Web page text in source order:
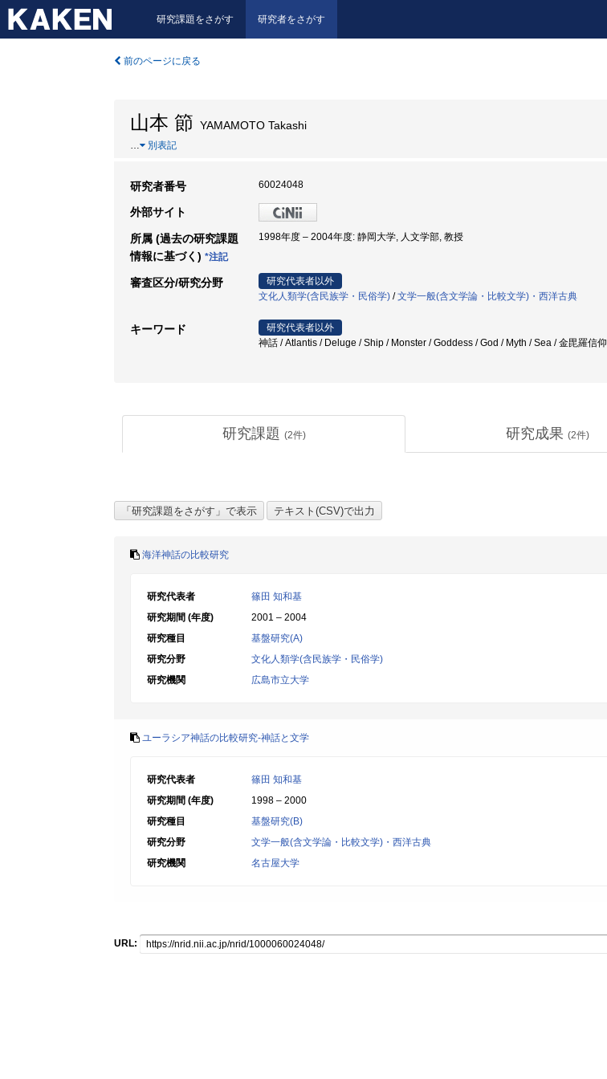
研究課題をさがす 研究者をさがす
前のページに戻る
山本 節 YAMAMOTO Takashi
… 別表記
研究者番号 60024048
外部サイト
所属 (過去の研究課題
情報に基づく) *注記
1998年度 – 2004年度: 静岡大学, 人文学部, 教授
審査区分/研究分野
研究代表者以外
文化人類学(含民族学・民俗学) /文学一般(含文学論・比較文学)・西洋古典
キーワード
研究代表者以外
神話 / Atlantis / Deluge / Ship / Monster / Goddess / God / Myth / Sea / 金毘羅信仰
研究課題 (2件) 研究成果 (2件)
海洋神話の比較研究
研究代表者
篠田 知和基
研究期間 (年度)
2001 – 2004
研究種目
基盤研究(A)
研究分野
文化人類学(含民族学・民俗学)
研究機関
広島市立大学
ユーラシア神話の比較研究-神話と文学
研究代表者
篠田 知和基
研究期間 (年度)
1998 – 2000
研究種目
基盤研究(B)
研究分野
文学一般(含文学論・比較文学)・西洋古典
研究機関
名古屋大学
URL: